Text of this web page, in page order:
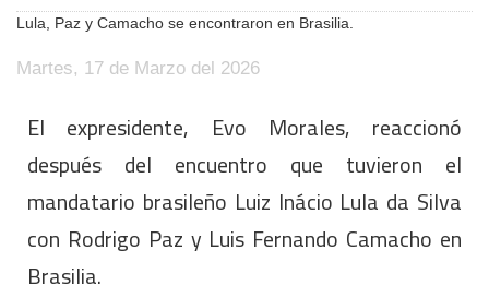
Lula, Paz y Camacho se encontraron en Brasilia.
Martes, 17 de Marzo del 2026
El expresidente, Evo Morales, reaccionó
después del encuentro que tuvieron el
mandatario brasileño Luiz Inácio Lula da Silva
con Rodrigo Paz y Luis Fernando Camacho en
Brasilia.